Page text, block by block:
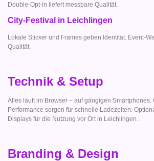
Double-Opt-in liefert messbare Qualität.
City-Festival in Leichlingen
Lokale Sticker und Frames geben Identität. Event-
Qualität.
Technik & Setup
Alles läuft im Browser – auf gängigen Smartphones.
Performance sorgen für schnelle Ladezeiten.
Displays für die Nutzung vor Ort in Leichlingen.
Branding & Design